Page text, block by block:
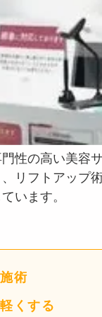
性の高い美容
リフトアップ
います。
術
くする